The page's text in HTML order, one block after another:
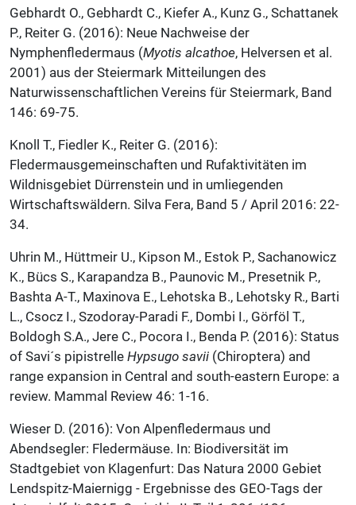
Gebhardt O., Gebhardt C., Kiefer A., Kunz G., Schattanek
P., Reiter G. (2016): Neue Nachweise der
Nymphenfledermaus (Myotis alcathoe, Helversen et al.
2001) aus der Steiermark Mitteilungen des
Naturwissenschaftlichen Vereins für Steiermark, Band
146: 69-75.
Knoll T., Fiedler K., Reiter G. (2016):
Fledermausgemeinschaften und Rufaktivitäten im
Wildnisgebiet Dürrenstein und in umliegenden
Wirtschaftswäldern. Silva Fera, Band 5 / April 2016: 22-
34.
Uhrin M., Hüttmeir U., Kipson M., Estok P., Sachanowicz
K., Bücs S., Karapandza B., Paunovic M., Presetnik P.,
Bashta A-T., Maxinova E., Lehotska B., Lehotsky R., Barti
L., Csocz I., Szodoray-Paradi F., Dombi I., Görföl T.,
Boldogh S.A., Jere C., Pocora I., Benda P. (2016): Status
of Savi´s pipistrelle Hypsugo savii (Chiroptera) and
range expansion in Central and south-eastern Europe: a
review. Mammal Review 46: 1-16.
Wieser D. (2016): Von Alpenfledermaus und
Abendsegler: Fledermäuse. In: Biodiversität im
Stadtgebiet von Klagenfurt: Das Natura 2000 Gebiet
Lendspitz-Maiernigg - Ergebnisse des GEO-Tags der